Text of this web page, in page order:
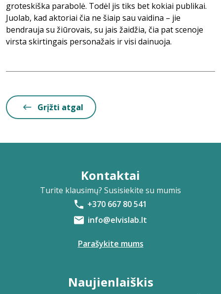
groteskiška parabolė. Todėl jis tiks bet kokiai publikai.
Juolab, kad aktoriai čia ne šiaip sau vaidina – jie
bendrauja su žiūrovais, su jais žaidžia, čia pat scenoje
virsta skirtingais personažais ir visi dainuoja.
Grįžti atgal
Kontaktai
Turite klausimų? Susisiekite su mumis
+370 667 80 541
info@elvislab.lt
Parašykite mums
Naujienlaiškis